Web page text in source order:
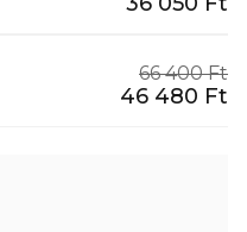
66 400 Ft
46 480 Ft